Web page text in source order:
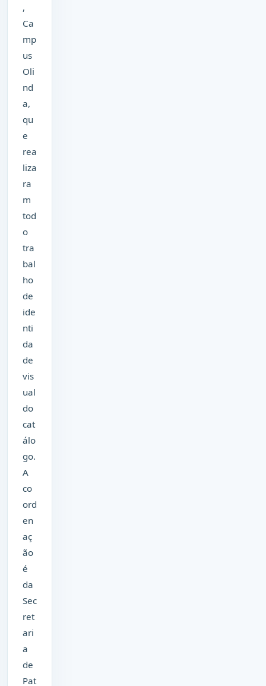
,
Ca
mp
us
Oli
nd
a,
qu
e
rea
liza
ra
m
tod
o
tra
bal
ho
de
ide
nti
da
de
vis
ual
do
cat
álo
go.
A
co
ord
en
aç
ão
é
da
Sec
ret
ari
a
de
Pat